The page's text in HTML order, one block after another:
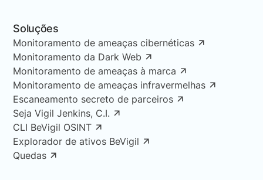
Soluções
Monitoramento de ameaças cibernéticas
Monitoramento da Dark Web
Monitoramento de ameaças à marca
Monitoramento de ameaças infravermelhas
Escaneamento secreto de parceiros
Seja Vigil Jenkins, C.I.
CLI BeVigil OSINT
Explorador de ativos BeVigil
Quedas